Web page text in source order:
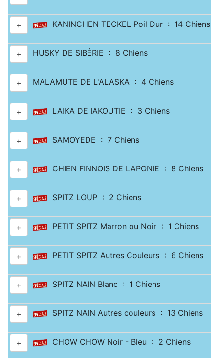
+ KANINCHEN TECKEL Poil Dur : 14 Chiens
+ HUSKY DE SIBÉRIE : 8 Chiens
+ MALAMUTE DE L'ALASKA : 4 Chiens
+ LAIKA DE IAKOUTIE : 3 Chiens
+ SAMOYEDE : 7 Chiens
+ CHIEN FINNOIS DE LAPONIE : 8 Chiens
+ SPITZ LOUP : 2 Chiens
+ PETIT SPITZ Marron ou Noir : 1 Chiens
+ PETIT SPITZ Autres Couleurs : 6 Chiens
+ SPITZ NAIN Blanc : 1 Chiens
+ SPITZ NAIN Autres couleurs : 13 Chiens
+ CHOW CHOW Noir - Bleu : 2 Chiens